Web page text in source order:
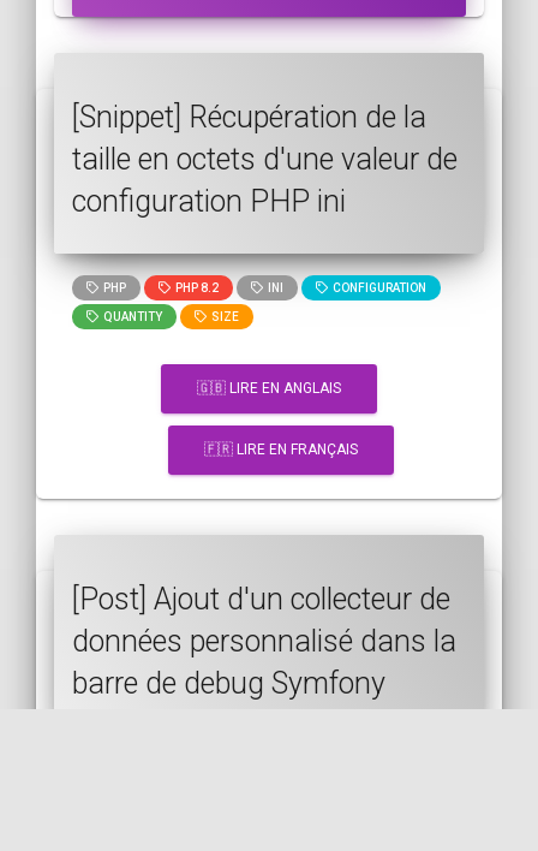
[Snippet] Récupération de la
taille en octets d'une valeur de
configuration PHP ini
PHP PHP 8.2 INI CONFIGURATION
QUANTITY SIZE
🇬🇧 LIRE EN ANGLAIS
🇫🇷 LIRE EN FRANÇAIS
[Post] Ajout d'un collecteur de
données personnalisé dans la
barre de debug Symfony